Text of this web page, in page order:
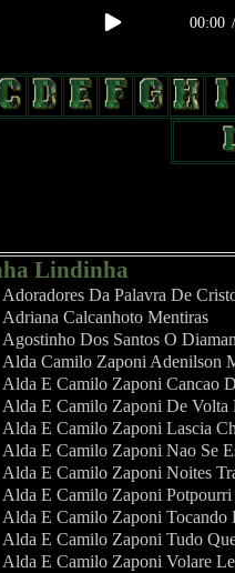
#9a9da1; } .lateral {
left; background: #000; }
00:00 /
Lindinha
Adoradores Da Palavra De
Adriana Calcanhoto Mentiras
Agostinho Dos Santos O
Alda Camilo Zaponi Adenilson
Alda E Camilo Zaponi Cancao
Alda E Camilo Zaponi De Volta
Alda E Camilo Zaponi Lascia
Alda E Camilo Zaponi Nao Se
Alda E Camilo Zaponi Noites
Alda E Camilo Zaponi Potpourri
Alda E Camilo Zaponi Tocando
Alda E Camilo Zaponi Tudo
Alda E Camilo Zaponi Volare